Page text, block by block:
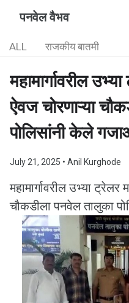
पनवेल वैभव
ALL राजकीय बातमी
महामार्गावरील
ऐवज चोरणाऱ्या
पोलिसांनी केले
July 21, 2025 • Anil Kurghode
महामार्गावरील उभ्या
चौकडीला पनवेल तालुका